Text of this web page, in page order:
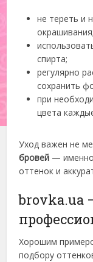
не тереть и
окрашивания;
спирта;
регулярно
сохранить
при
цвета
Уход важен не
бровей —
оттенок и
brovka.ua
Хорошим
подбору